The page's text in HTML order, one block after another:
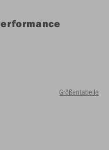
Größentabelle